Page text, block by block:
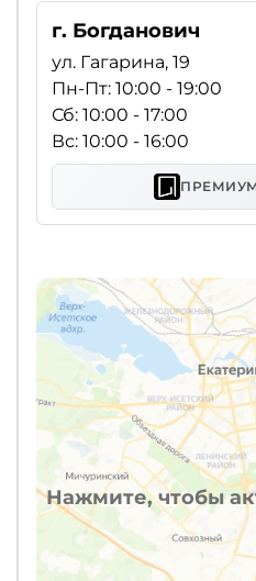
Нажмите, чтобы
г. Богданович
ул. Гагарина, 19
Пн-Пт: 10:00 - 19:00
Сб: 10:00 - 17:00
Вс: 10:00 - 16:00